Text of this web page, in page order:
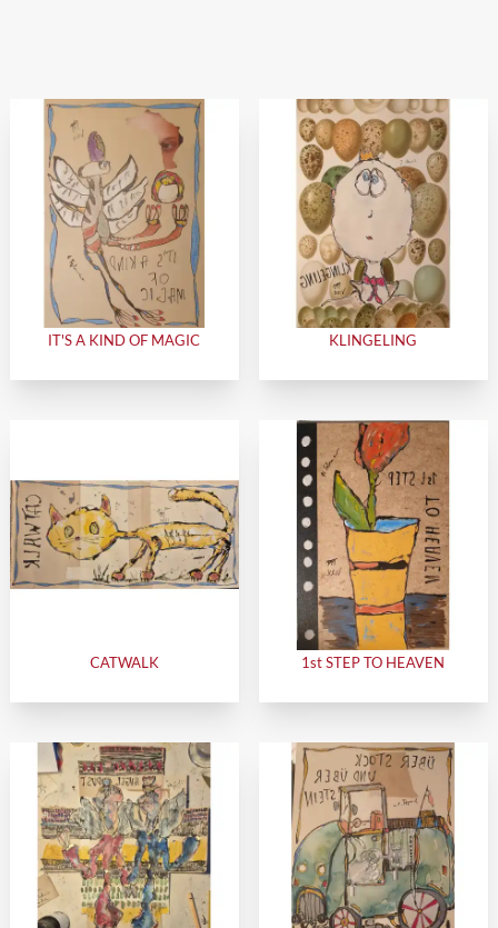
IT'S A KIND OF MAGIC KLINGELING
CATWALK 1st STEP TO HEAVEN